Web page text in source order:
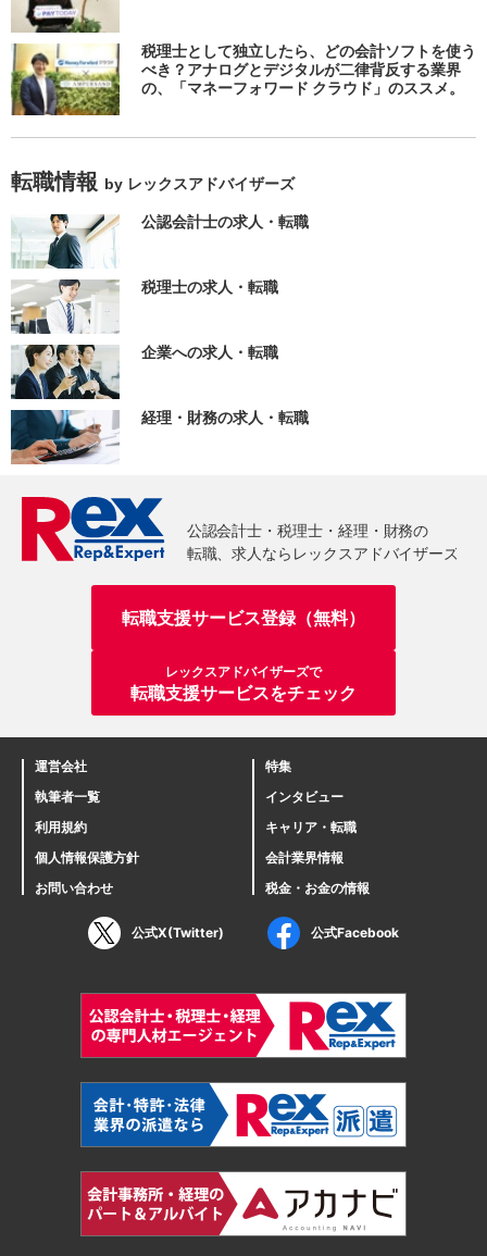
税理士として独立したら、どの会計ソフトを使う
べき？アナログとデジタルが二律背反する業界
の、「マネーフォワード クラウド」のススメ。
転職情報 by レックスアドバイザーズ
公認会計士の求人・転職
税理士の求人・転職
企業への求人・転職
経理・財務の求人・転職
転職支援サービス登録（無料）
レックスアドバイザーズで
転職支援サービスをチェック
運営会社
執筆者一覧
利用規約
個人情報保護方針
お問い合わせ
特集
インタビュー
キャリア・転職
会計業界情報
税金・お金の情報
公式X(Twitter) 公式Facebook